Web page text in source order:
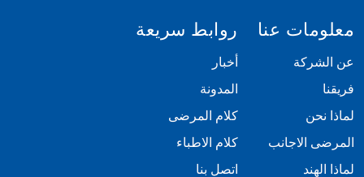
معلومات عنا
عن الشركة
فريقنا
لماذا نحن
المرضى الاجانب
لماذا الهند
روابط سريعة
أخبار
المدونة
كلام المرضى
كلام الاطباء
اتصل بنا